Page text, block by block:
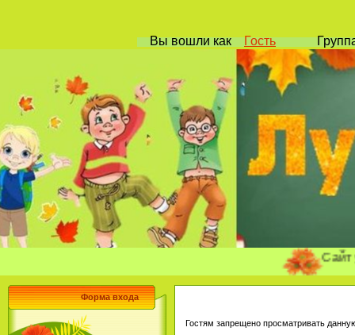
Вы вошликак Гость
Сайт
Форма входа
Гостям запрещено просматривать